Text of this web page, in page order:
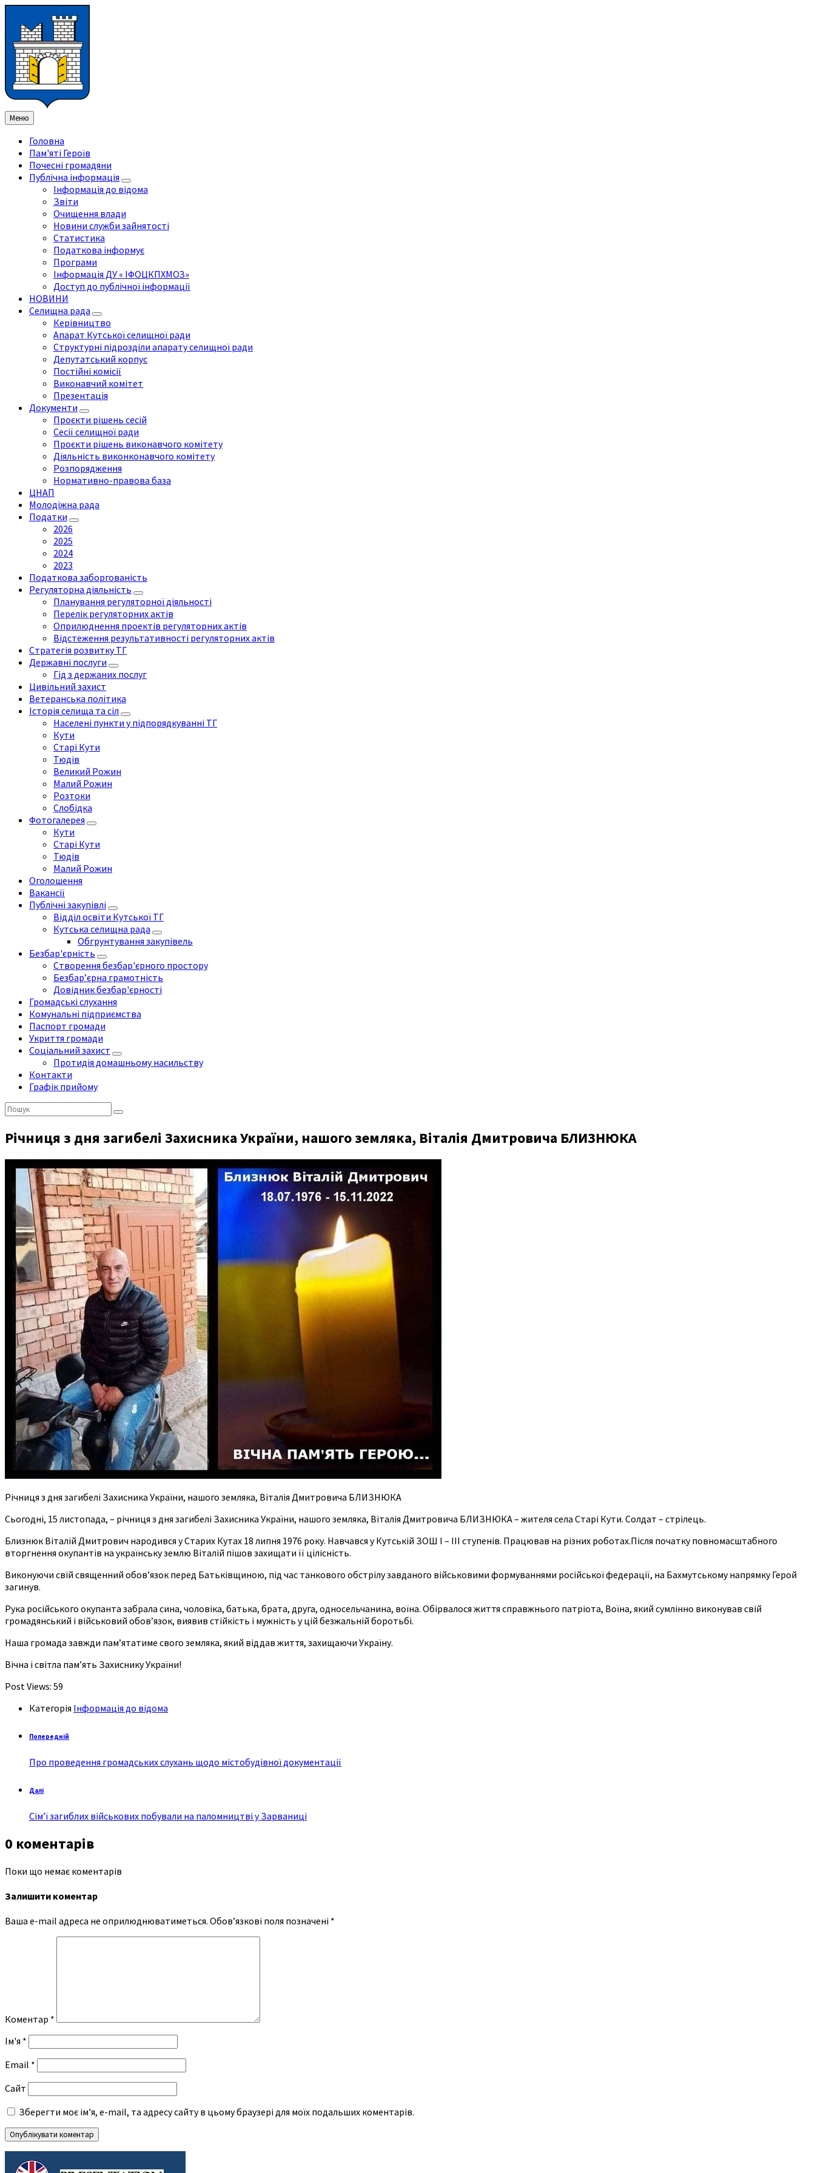
змісту
ліву
бічну
панель
праву
бічну
панель
нижнього
колонтитула
Меню
Головна
Пам'яті Героїв
Почесні громадяни
Публічна інформація
Інформація до відома
Звіти
Очищення влади
Новини служби зайнятості
Статистика
Податкова інформує
Програми
Інформація ДУ « ІФОЦКПХМОЗ»
Доступ до публічної інформації
НОВИНИ
Селищна рада
Керівництво
Апарат Кутської селищної ради
Структурні підрозділи апарату селищної ради
Депутатський корпус
Постійні комісії
Виконавчий комітет
Презентація
Документи
Проєкти рішень сесій
Сесії селищної ради
Проєкти рішень виконавчого комітету
Діяльність виконконавчого комітету
Розпорядження
Нормативно-правова база
ЦНАП
Молодіжна рада
Податки
2026
2025
2024
2023
Податкова заборгованість
Регуляторна діяльність
Планування регуляторної діяльності
Перелік регуляторних актів
Оприлюднення проектів регуляторних актів
Відстеження результативності регуляторних актів
Стратегія розвитку ТГ
Державні послуги
Гід з держаних послуг
Цивільний захист
Ветеранська політика
Історія селища та сіл
Населені пункти у підпорядкуванні ТГ
Кути
Старі Кути
Тюдів
Великий Рожин
Малий Рожин
Розтоки
Слобідка
Фотогалерея
Кути
Старі Кути
Тюдів
Малий Рожин
Оголошення
Вакансії
Публічні закупівлі
Відділ освіти Кутської ТГ
Кутська селищна рада
Обгрунтування закупівель
Безбар'єрність
Створення безбар'єрного простору
Безбар’єрна грамотність
Довідник безбар'єрності
Громадські слухання
Комунальні підприємства
Паспорт громади
Укриття громади
Соціальний захист
Протидія домашньому насильству
Контакти
Графік прийому
Пошук:
Річниця з дня загибелі Захисника України, нашого земляка, Віталія Дмитровича БЛИЗНЮКА
Річниця з дня загибелі Захисника України, нашого земляка, Віталія Дмитровича БЛИЗНЮКА
Сьогодні, 15 листопада, – річниця з дня загибелі Захисника України, нашого земляка, Віталія Дмитровича БЛИЗНЮКА – жителя села Старі Кути. Солдат – стрілець.
Близнюк Віталій Дмитрович народився у Старих Кутах 18 липня 1976 року. Навчався у Кутській ЗОШ І – ІІІ ступенів. Працював на різних роботах.Після початку повномасштабного
вторгнення окупантів на українську землю Віталій пішов захищати її цілісність.
Виконуючи свій священний обов’язок перед Батьківщиною, під час танкового обстрілу завданого військовими формуваннями російської федерації, на Бахмутському напрямку Герой
загинув.
Рука російського окупанта забрала сина, чоловіка, батька, брата, друга, односельчанина, воїна. Обірвалося життя справжнього патріота, Воїна, який сумлінно виконував свій
громадянський і військовий обов’язок, виявив стійкість і мужність у цій безжальній боротьбі.
Наша громада завжди пам’ятатиме свого земляка, який віддав життя, захищаючи Україну.
Вічна і світла пам’ять Захиснику України!
Post Views: 59
Категорія Інформація до відома
Попередній
Про проведення громадських слухань щодо містобудівної документації
Далі
Сім’ї загиблих військових побували на паломництві у Зарваниці
0 коментарів
Поки що немає коментарів
Залишити коментар
Ваша e-mail адреса не оприлюднюватиметься. Обов’язкові поля позначені *
Коментар *
Ім'я *
Email *
Сайт
Зберегти моє ім'я, e-mail, та адресу сайту в цьому браузері для моїх подальших коментарів.